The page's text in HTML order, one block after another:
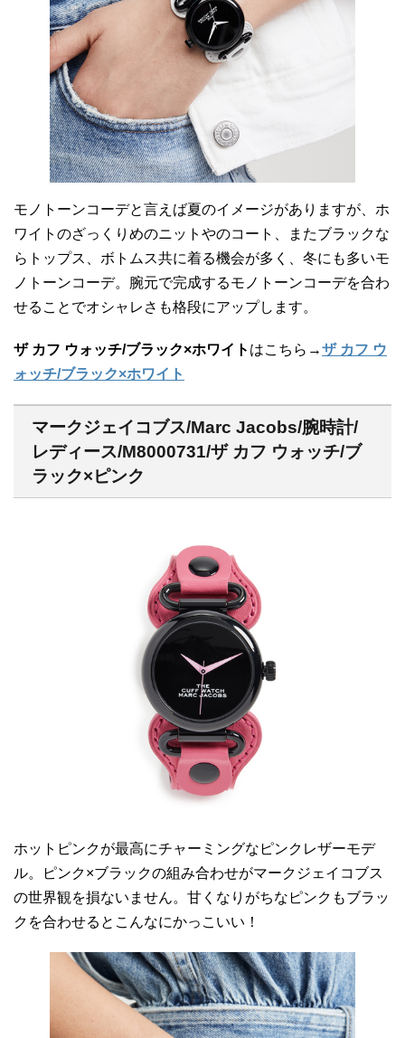
モノトーンコーデと言えば夏のイメージがありますが、ホ
ワイトのざっくりめのニットやのコート、またブラックな
らトップス、ボトムス共に着る機会が多く、冬にも多いモ
ノトーンコーデ。腕元で完成するモノトーンコーデを合わ
せることでオシャレさも格段にアップします。
ザ カフ ウォッチ/ブラック×ホワイト はこちら→ザ カフ ウ
ォッチ/ブラック×ホワイト
マークジェイコブス/Marc Jacobs/腕時計/
レディース/M8000731/ザ カフ ウォッチ/ブ
ラック×ピンク
ホットピンクが最高にチャーミングなピンクレザーモデ
ル。ピンク×ブラックの組み合わせがマークジェイコブス
の世界観を損ないません。甘くなりがちなピンクもブラッ
クを合わせるとこんなにかっこいい！